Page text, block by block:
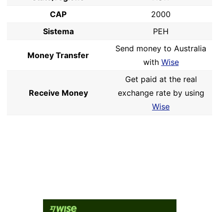
CAP
2000
Sistema
PEH
Money Transfer
Send money to Australia
with Wise
Receive Money
Get paid at the real
exchange rate by using
Wise